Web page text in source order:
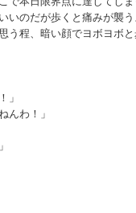
いのだが歩くと痛みが襲
う程、暗い顔でヨボヨボ
」
んわ！」